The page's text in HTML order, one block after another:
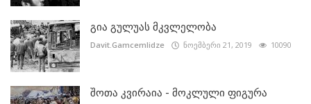
გია გულუას მკვლელობა
Davit.Gamcemlidze ნოემბერი 21, 2019 10090
შოთა კვირაია - მოკლული ფიგურა